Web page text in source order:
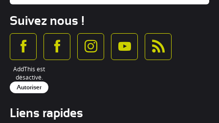
Suivez nous !
AddThis est
désactivé.
Autoriser
Liens rapides